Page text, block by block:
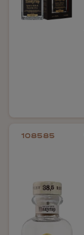
108585